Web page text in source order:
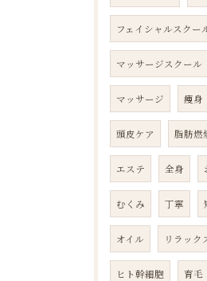
フェイシャルスクー
マッサージスクール
マッサージ 痩身
頭皮ケア 脂肪燃
エステ 全身
むくみ 丁寧
オイル リラック
ヒト幹細胞 育毛